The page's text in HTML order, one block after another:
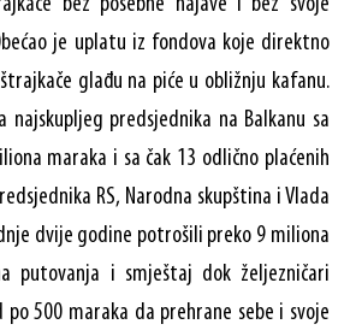
bez posebne najave i bez svoje
je uplatu iz fondova koje direktno
glađu na piće u obližnju kafanu.
najskupljeg predsjednika na Balkanu sa
maraka i sa čak 13 odlično plaćenih
RS, Narodna skupština i Vlada
dvije godine potrošili preko 9 miliona
putovanja i smještaj dok željezničari
500 maraka da prehrane sebe i svoje